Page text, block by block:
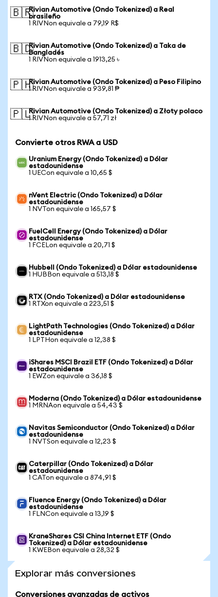
🇧🇷Rivian Automotive (Ondo Tokenized) a Real
brasileño
1 RIVNon equivale a 79,19 R$
🇧🇩Rivian Automotive (Ondo Tokenized) a Taka de
Bangladés
1 RIVNon equivale a 1913,25 ৳
🇵🇭Rivian Automotive (Ondo Tokenized) a Peso Filipino
1 RIVNon equivale a 939,81 ₱
🇵🇱Rivian Automotive (Ondo Tokenized) a Złoty polaco
1 RIVNon equivale a 57,71 zł
Convierte otros RWA a USD
Uranium Energy (Ondo Tokenized) a Dólar
estadounidense
1 UECon equivale a 10,65 $
nVent Electric (Ondo Tokenized) a Dólar
estadounidense
1 NVTon equivale a 165,57 $
FuelCell Energy (Ondo Tokenized) a Dólar
estadounidense
1 FCELon equivale a 20,71 $
Hubbell (Ondo Tokenized) a Dólar estadounidense
1 HUBBon equivale a 513,18 $
RTX (Ondo Tokenized) a Dólar estadounidense
1 RTXon equivale a 223,51 $
LightPath Technologies (Ondo Tokenized) a Dólar
estadounidense
1 LPTHon equivale a 12,38 $
iShares MSCI Brazil ETF (Ondo Tokenized) a Dólar
estadounidense
1 EWZon equivale a 36,18 $
Moderna (Ondo Tokenized) a Dólar estadounidense
1 MRNAon equivale a 54,43 $
Navitas Semiconductor (Ondo Tokenized) a Dólar
estadounidense
1 NVTSon equivale a 12,23 $
Caterpillar (Ondo Tokenized) a Dólar
estadounidense
1 CATon equivale a 874,91 $
Fluence Energy (Ondo Tokenized) a Dólar
estadounidense
1 FLNCon equivale a 13,19 $
KraneShares CSI China Internet ETF (Ondo
Tokenized) a Dólar estadounidense
1 KWEBon equivale a 28,32 $
Explorar más conversiones
Conversiones avanzadas de activos